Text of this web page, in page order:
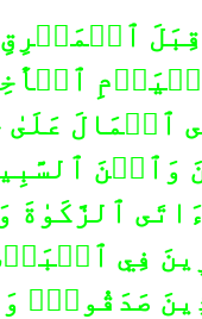
قِبَلَ
عَلَىٰ
فِي
صَدَقُواْۖ